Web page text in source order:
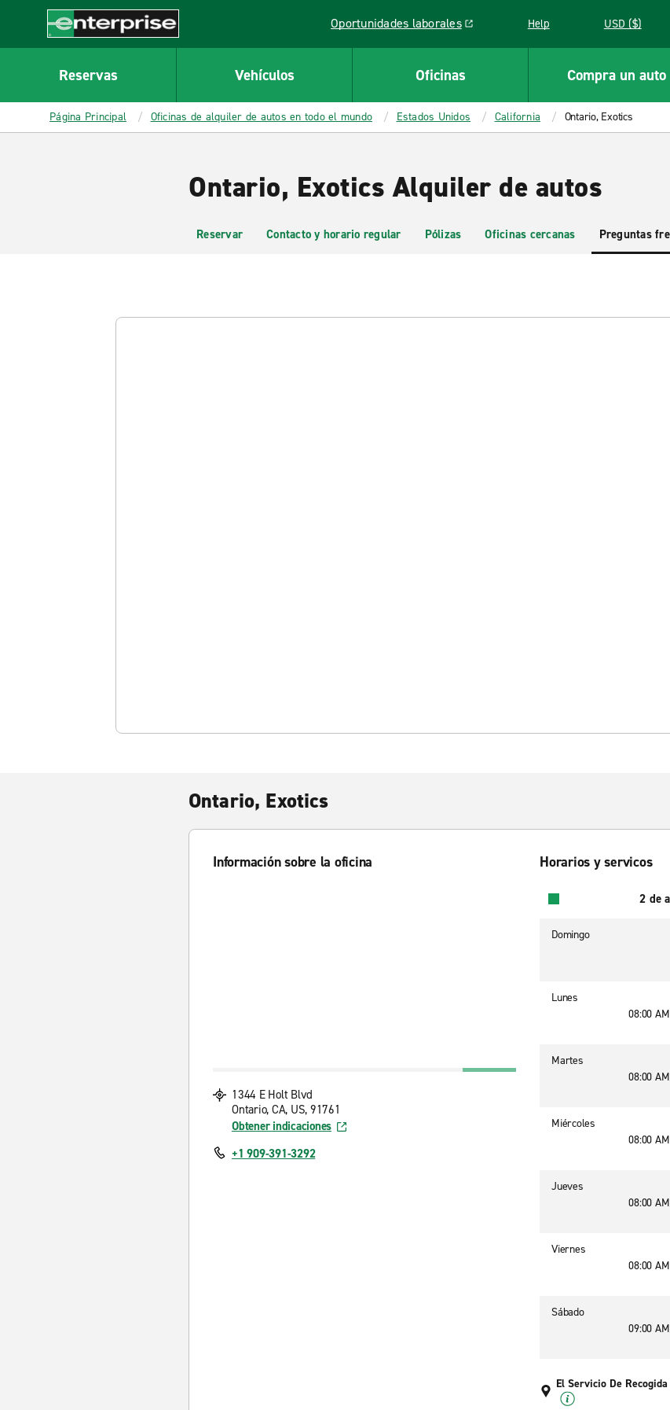
CONTENT
Enterprise
Oportunidades laborales
Link opens in a new window Help USD ($)
Reservas Vehículos Oficinas Compra un auto
Página Principal Oficinas de alquiler de autos en todo el mundo Estados Unidos California Ontario, Exotics
Ontario, Exotics Alquiler de autos
Reservar Contacto y horario regular Pólizas Oficinas cercanas Preguntas
Ontario, Exotics
Información sobre la oficina
1344 E Holt Blvd
Ontario, CA, US, 91761
Obtener indicaciones
+1 909-391-3292
Horarios y servicos
2 de
Domingo
Lunes
08:00
Martes
08:00
Miércoles
08:00
Jueves
08:00
Viernes
08:00
Sábado
09:00
El Servicio De